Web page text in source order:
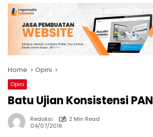
Home Opini
Opini
Batu Ujian Konsistensi PAN
Redaksi
2 Min Read
04/07/2019